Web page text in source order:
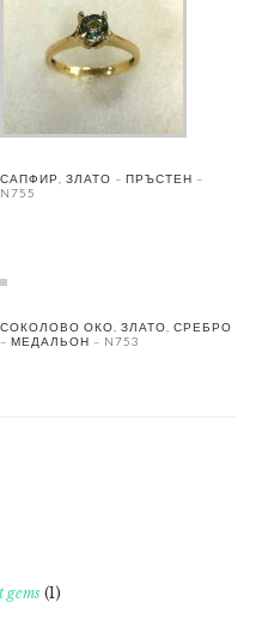
САПФИР, ЗЛАТО – ПРЪСТЕН –
N755
СОКОЛОВО ОКО, ЗЛАТО, СРЕБРО
– МЕДАЛЬОН – N753
gems (1)